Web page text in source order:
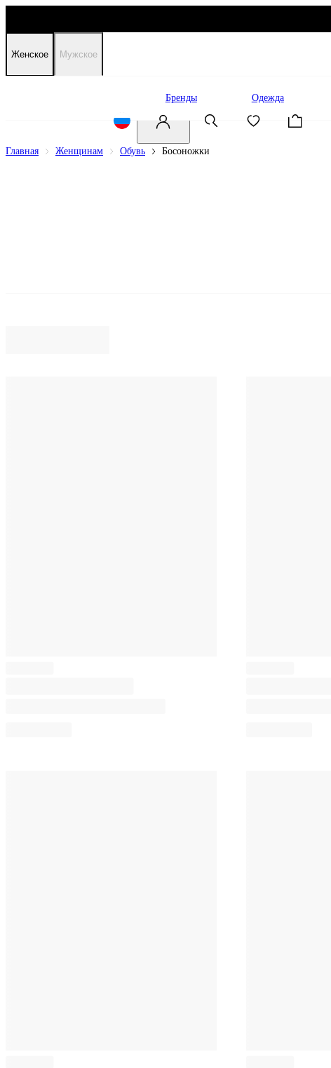
Женское Мужское
Бренды Одежда
Главная Женщинам Обувь Босоножки